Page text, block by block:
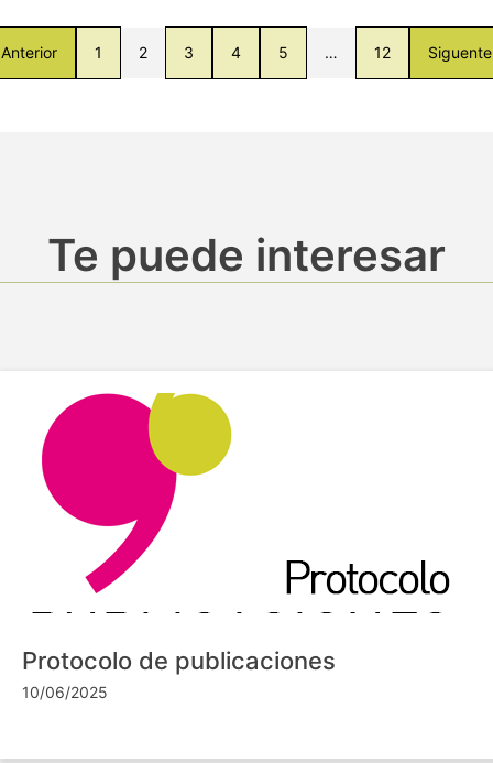
Anterior 1 2 3 4 5 … 12 Siguente
Te puede interesar
Protocolo de publicaciones
10/06/2025